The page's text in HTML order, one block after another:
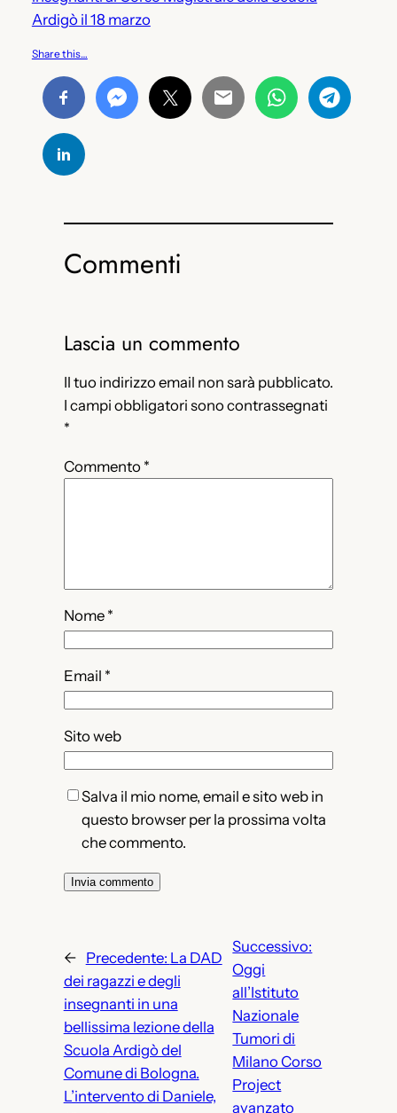
Ardigò il 18 marzo
Share this…
Commenti
Lascia un commento
Il tuo indirizzo email non sarà pubblicato.
I campi obbligatori sono contrassegnati
*
Commento *
Nome *
Email *
Sito web
Salva il mio nome, email e sito web in
questo browser per la prossima volta
che commento.
← Precedente: La DAD
dei ragazzi e degli
insegnanti in una
bellissima lezione della
Scuola Ardigò del
Comune di Bologna.
L’intervento di Daniele,
Successivo:
Oggi
all’Istituto
Nazionale
Tumori di
Milano Corso
Project
avanzato